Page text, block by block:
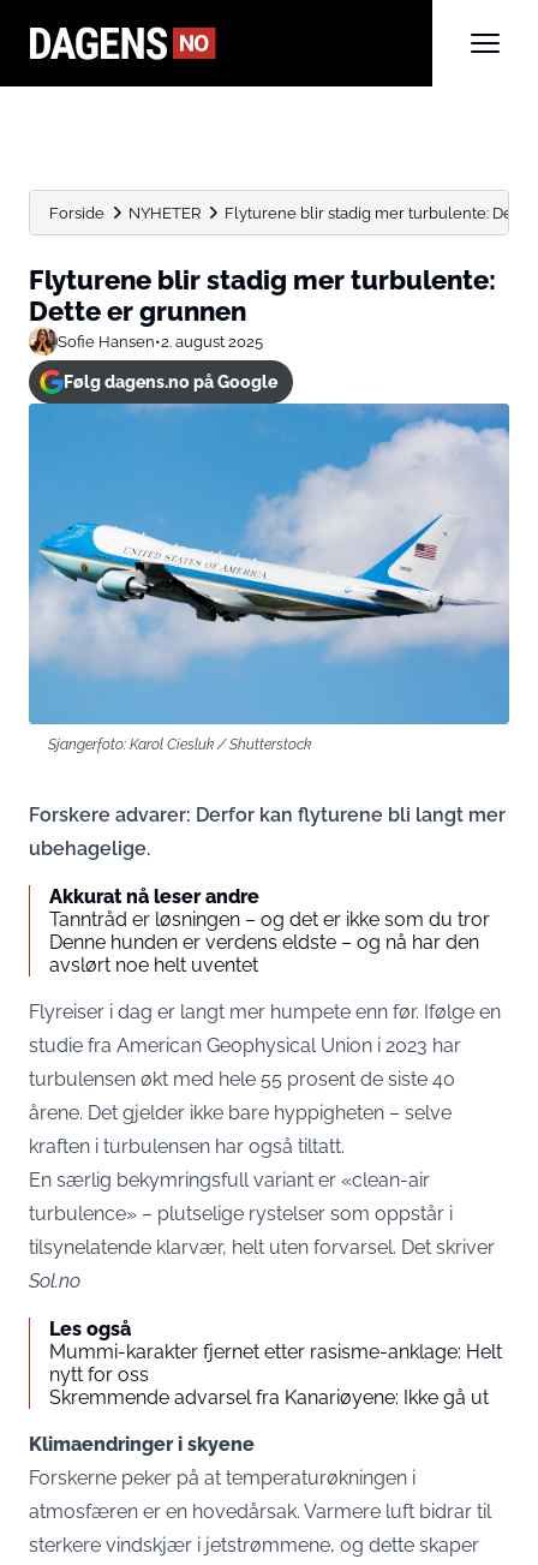
Forside NYHETER Flyturene blir stadig mer turbulente: Dette
Flyturene blir stadig mer turbulente:
Dette er grunnen
Sofie Hansen•2. august 2025
Følg dagens.no på Google
Sjangerfoto: Karol Ciesluk / Shutterstock
Forskere advarer: Derfor kan flyturene bli langt mer
ubehagelige.
Akkurat nå leser andre
Tanntråd er løsningen – og det er ikke som du tror
Denne hunden er verdens eldste – og nå har den
avslørt noe helt uventet
Flyreiser i dag er langt mer humpete enn før. Ifølge en
studie fra American Geophysical Union i 2023 har
turbulensen økt med hele 55 prosent de siste 40
årene. Det gjelder ikke bare hyppigheten – selve
kraften i turbulensen har også tiltatt.
En særlig bekymringsfull variant er «clean-air
turbulence» – plutselige rystelser som oppstår i
tilsynelatende klarvær, helt uten forvarsel. Det skriver
Sol.no
Les også
Mummi-karakter fjernet etter rasisme-anklage: Helt
nytt for oss
Skremmende advarsel fra Kanariøyene: Ikke gå ut
Klimaendringer i skyene
Forskerne peker på at temperaturøkningen i
atmosfæren er en hovedårsak. Varmere luft bidrar til
sterkere vindskjær i jetstrømmene, og dette skaper